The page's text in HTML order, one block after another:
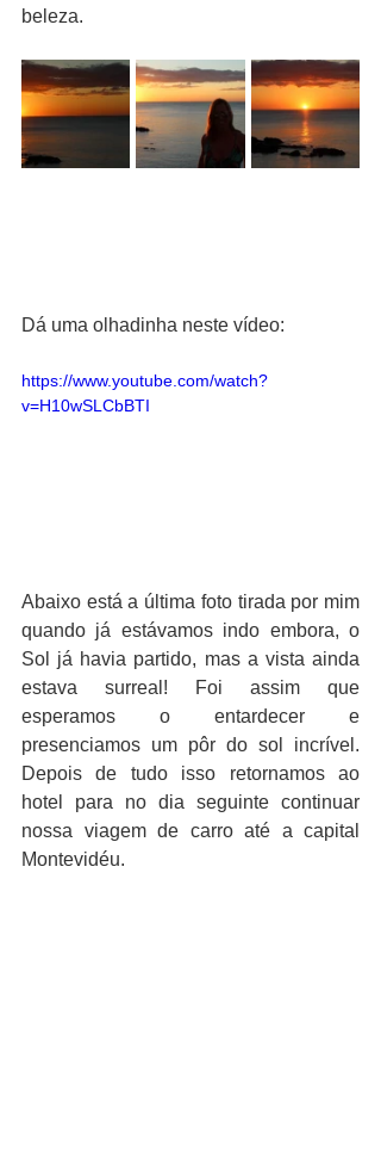
beleza.
Dá uma olhadinha neste vídeo:
https://www.youtube.com/watch?
v=H10wSLCbBTI
Abaixo está a última foto tirada por mim
quando já estávamos indo embora, o
Sol já havia partido, mas a vista ainda
estava surreal! Foi assim que
esperamos o entardecer e
presenciamos um pôr do sol incrível.
Depois de tudo isso retornamos ao
hotel para no dia seguinte continuar
nossa viagem de carro até a capital
Montevidéu.